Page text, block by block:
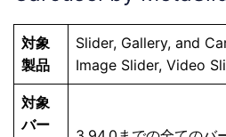
対象
製品
Slider, Gallery, and
Image Slider, Video
対象
バー